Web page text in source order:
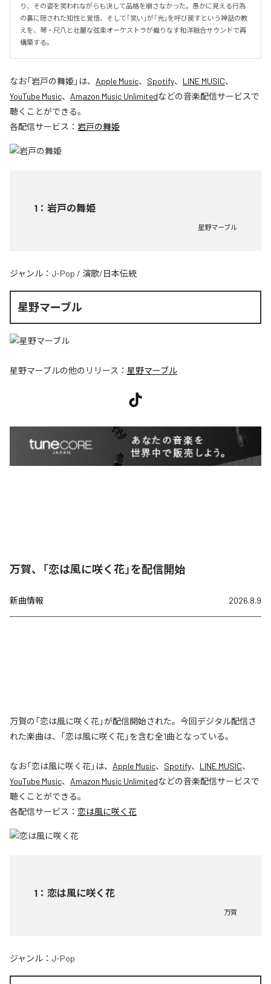
り、その姿を笑われながらも決して品格を崩さなかった。愚かに見える行為
の裏に隠された知性と覚悟、そして「笑い」が「光」を呼び戻すという神話の教
えを、琴・尺八と壮麗な弦楽オーケストラが織りなす和洋融合サウンドで再
構築する。
なお「岩戸の舞姫 」は、 Apple Music、 Spotify、 LINE MUSIC、
YouTube Music、 Amazon Music Unlimitedなどの音楽配信サービスで
聴くことができる。
各配信サービス： 岩戸の舞姫
1 ： 岩戸の舞姫
星野マーブル
ジャンル： J-Pop / 演歌/日本伝統
星野マーブル
星野マーブルの他のリリース： 星野マーブル
万賀、「恋は風に咲く花」を配信開始
新曲情報 2026.8.9
万賀の「恋は風に咲く花」が配信開始された。今回デジタル配信さ
れた楽曲は、「恋は風に咲く花」を含む全1曲となっている。
なお「恋は風に咲く花」は、 Apple Music、 Spotify、 LINE MUSIC、
YouTube Music、 Amazon Music Unlimitedなどの音楽配信サービスで
聴くことができる。
各配信サービス： 恋は風に咲く花
1 ： 恋は風に咲く花
万賀
ジャンル： J-Pop